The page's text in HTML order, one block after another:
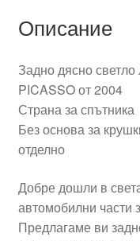
Описание
Задно дясно
PICASSO от 2004
Страна за спътника
Без основа за
отделно
Добре дошли в
автомобилни части
Предлагаме ви